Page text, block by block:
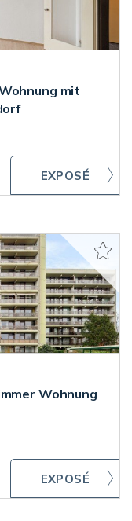
mit
Wohnung